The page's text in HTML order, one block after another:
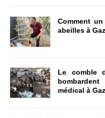
Comment
abeilles à
Le comble
médical à